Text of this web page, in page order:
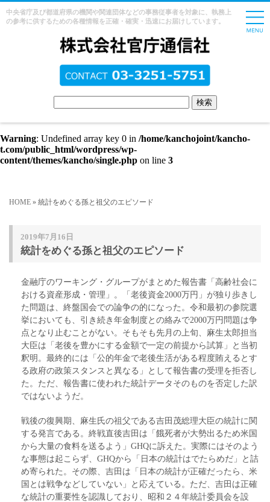
中央省庁及び都道府県の機関や関連団体などの事務従事者を対象に、執務上
の参考に供するための各種情報を正確・確実・迅速にお届けしています。
Warning: Undefined array key 0 in /home/kanchojoint/kancho-
t.com/public_html/wordpress/wp-
content/themes/kancho/single.php on line 3
HOME » 統計をめぐる孫と祖父のエピソード
2019年7月16日
統計をめぐる孫と祖父のエピソード
金融庁のワーキング・グループがまとめた報告書「高齢社会に
おける資産形成・管理」。「老後資金2000万円」が独り歩きし
た問題は、終盤国会での論争の的になった。令和最初の参院選
挙においても、引き続き年金制度との絡みで2000万円問題は争
点となり止むことがない。そもそも先月の上旬、麻生太郎担当
大臣は「老後を豊かにする金額で一定の前提から試算」と当初
釈明。最終的には「公的年金で老後生活がある程度賄えるとす
る政府の政策スタンスと異なる」として報告書の受理を拒否し
た。ただ、報告書に使われた統計データそのものを否定した訳
ではないようだ。
戦後の復興期、麻生氏の祖父である吉田茂総理大臣の統計に関
する発言である。終戦直後吉田は「餓死者が大勢出るため米国
から大量の食料を送るよう」GHQに訴えた。実際にはそのよう
な事態は起こらず、GHQから「日本の統計はでたらめだ」と詰
め寄られた。その際、吉田は「日本の統計が正確だったら、米
国とは戦争などしていない」と応えている。ただ、吉田は正確
な統計の重要性を認識しており、昭和２４年統計委員会を設